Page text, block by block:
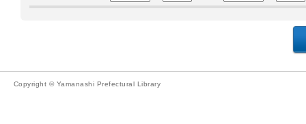
Copyright © Yamanashi Prefectural Library